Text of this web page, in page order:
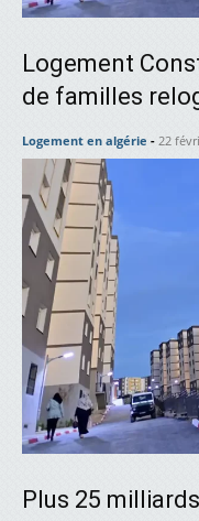
Logement
de familles
Logement en algérie - 22
Plus 25